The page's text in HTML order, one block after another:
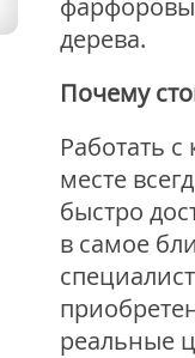
дерева.
Почему
Работать
месте
быстро
в самое
реальные